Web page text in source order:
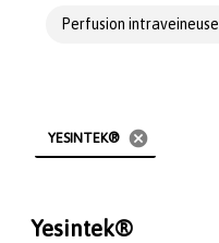
Perfusion intraveineuse
YESINTEK® cancel
Yesintek®